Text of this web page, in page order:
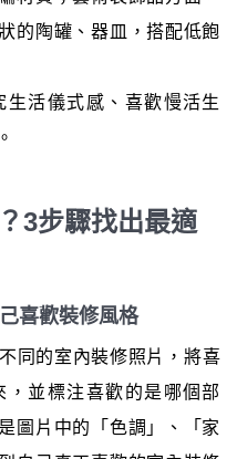
的陶罐、器皿，搭配低飽
活儀式感、喜歡慢活生
3步驟找出最適
喜歡裝修風格
同的室內裝修照片，將喜
並標注喜歡的是哪個部
圖片中的「色調」、「家